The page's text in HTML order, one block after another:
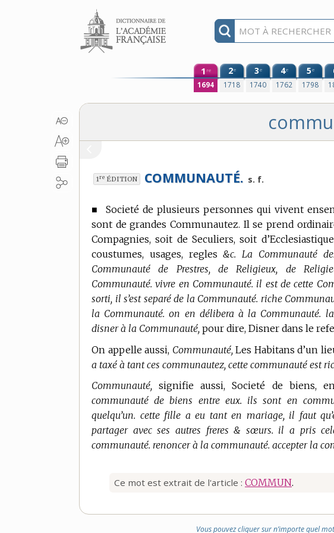
Aller au contenu
1 re
1694
2e
1718
3e
1740
4e
1762
5e
1798
1re ÉDITION COMMUNAUTÉ. s. f.
■Societé de plusieurs personnes qui vivent
sont de grandes Communautez. Il se prend
Compagnies, soit de Seculiers, soit
coustumes, usages, regles&c. La Communauté
Communauté de Prestres, de Religieux, de
Communauté. vivre en Communauté. il est de cette
sorti, il s’est separé de la Communauté. riche
la Communauté. on en délibera à la Communauté.
disner à la Communauté, pour dire, Disner dans le
On appelle aussi, Communauté, Les Habitans d’un
a taxé à tant ces communautez, cette communauté est
Communauté, signifie aussi, Societé de biens,
communauté de biens entre eux. ils sont en
quelqu’un. cette fille a eu tant en mariage, il faut
partager avec ses autres freres & sœurs. il a pris
communauté. renoncer à la communauté. accepter la
Ce mot est extrait de l'article : COMMUN.
Vous pouvez cliquer sur n’importe quel